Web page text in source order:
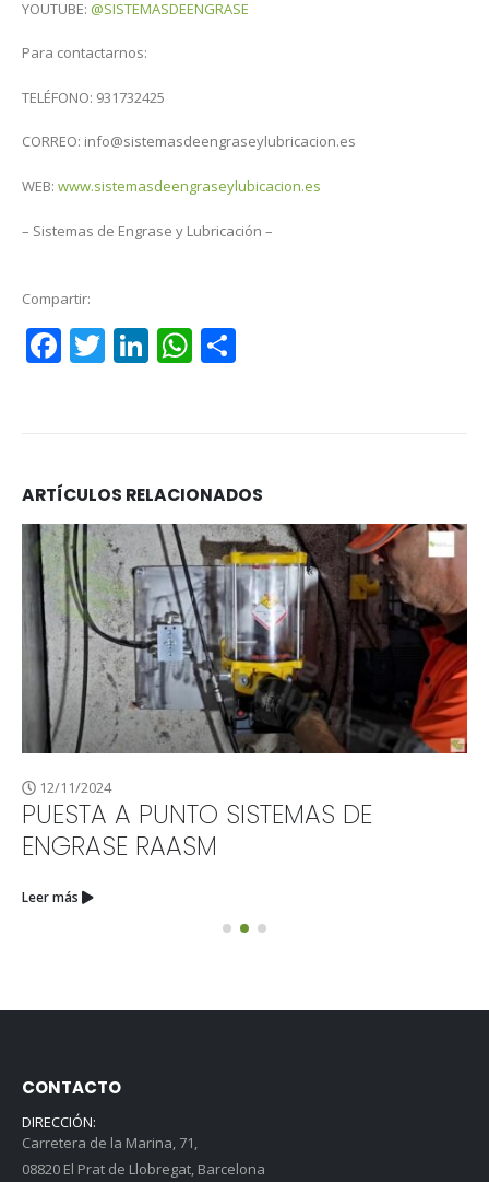
YOUTUBE: @SISTEMASDEENGRASE
Para contactarnos:
TELÉFONO: 931732425
CORREO: info@sistemasdeengraseylubricacion.es
WEB: www.sistemasdeengraseylubicacion.es
– Sistemas de Engrase y Lubricación –
Compartir:
Facebook
Twitter
LinkedIn
WhatsApp
ARTÍCULOS RELACIONADOS
12/11/2024
PUESTA A PUNTO SISTEMAS DE
ENGRASE RAASM
Leer más
CONTACTO
DIRECCIÓN:
Carretera de la Marina, 71,
08820 El Prat de Llobregat, Barcelona